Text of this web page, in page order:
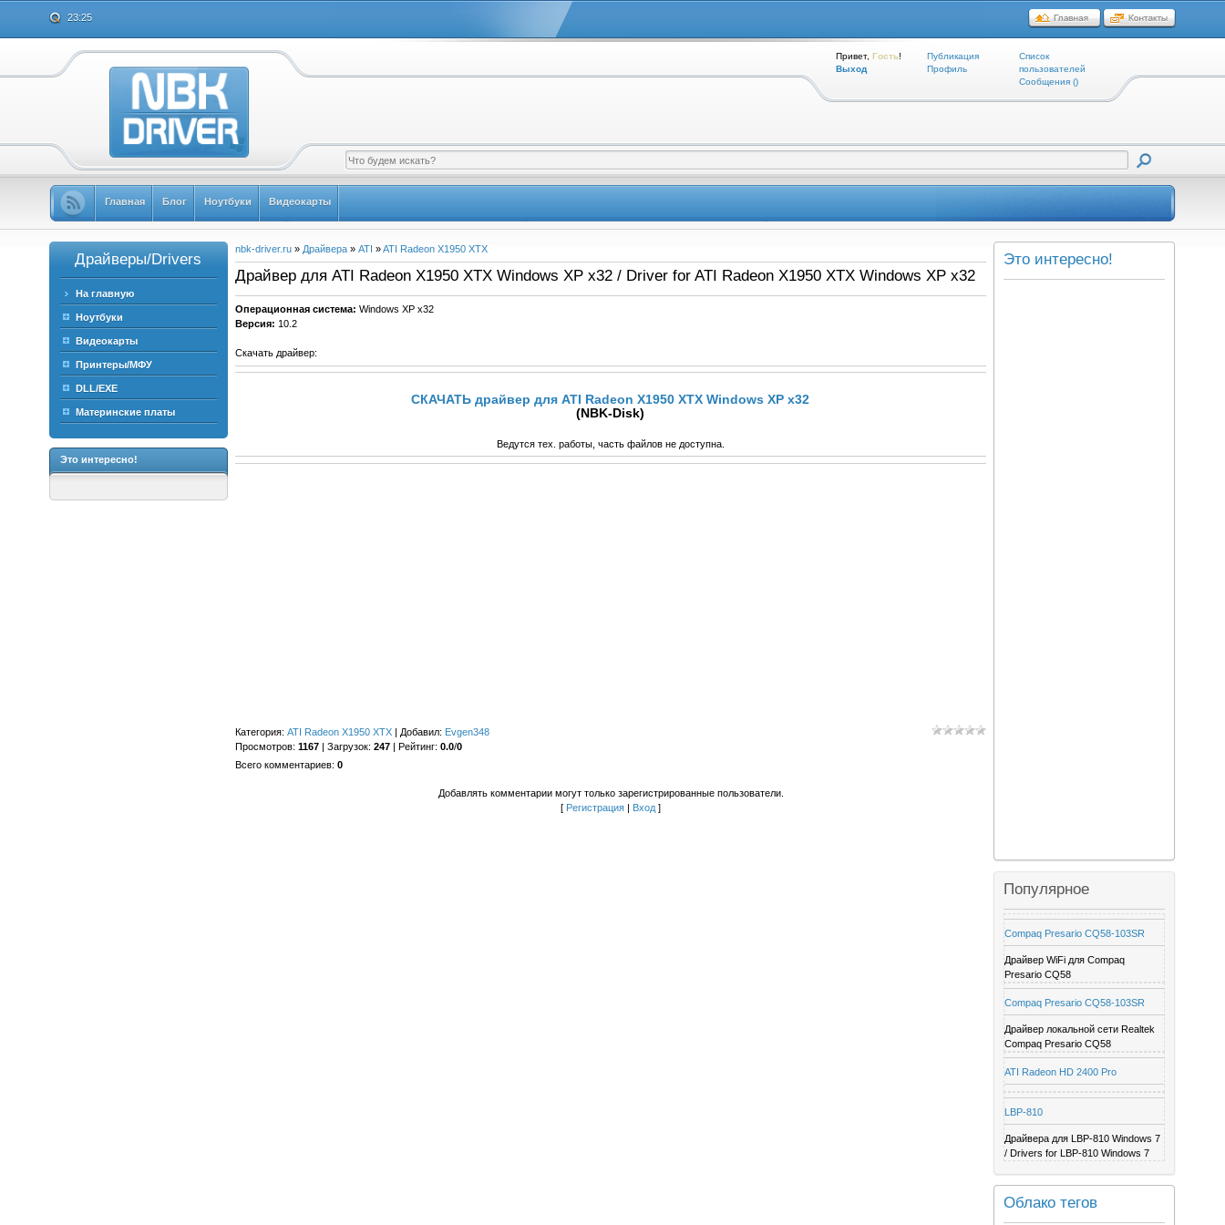
23:25
Привет, Гость!
Выход
Публикация
Профиль
Список
пользователей
Cообщения ()
Главная Блог Ноутбуки Видеокарты
Драйверы/Drivers
На главную
Ноутбуки
Видеокарты
Принтеры/МФУ
DLL/EXE
Материнские платы
Это интересно!
Это интересно!
Популярное
Compaq Presario CQ58-103SR
Драйвер WiFi для Compaq
Presario CQ58
Compaq Presario CQ58-103SR
Драйвер локальной сети Realtek
Compaq Presario CQ58
ATI Radeon HD 2400 Pro
LBP-810
Драйвера для LBP-810 Windows 7
/ Drivers for LBP-810 Windows 7
Облако тегов
nbk-driver.ru» Драйвера» ATI »ATI Radeon X1950 XTX
Драйвер для ATI Radeon X1950 XTX Windows XP x32 / Driver for ATI Radeon X1950 XTX Windows XP x32
Операционная система: Windows XP x32
Версия: 10.2
Скачать драйвер:
СКАЧАТЬ драйвер для ATI Radeon X1950 XTX Windows XP x32
(NBK-Disk)
Ведутся тех. работы, часть файлов не доступна.
Категория: ATI Radeon X1950 XTX| Добавил: Evgen348
Просмотров: 1167| Загрузок: 247| Рейтинг: 0.0/0
Всего комментариев: 0
Добавлять комментарии могут только зарегистрированные пользователи.
[ Регистрация Вход ]